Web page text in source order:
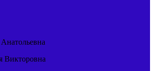
Викторовна